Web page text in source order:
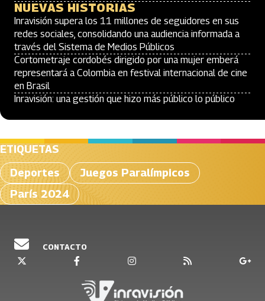
NUEVAS HISTORIAS
Inravisión supera los 11 millones de seguidores en sus
redes sociales, consolidando una audiencia informada a
través del Sistema de Medios Públicos
Cortometraje cordobés dirigido por una mujer emberá
representará a Colombia en festival internacional de cine
en Brasil
Inravisión: una gestión que hizo más público lo público
ETIQUETAS
Deportes
Juegos Paralímpicos
París 2024
CONTACTO